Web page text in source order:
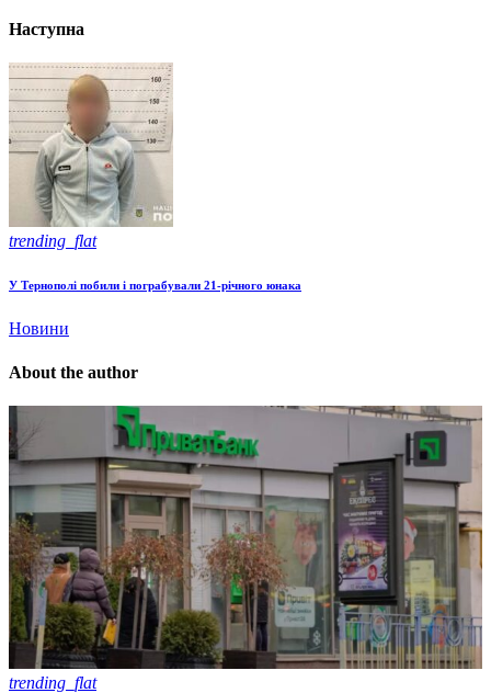
Наступна
trending_flat
У Тернополі побили і пограбували 21-річного юнака
Новини
About the author
trending_flat